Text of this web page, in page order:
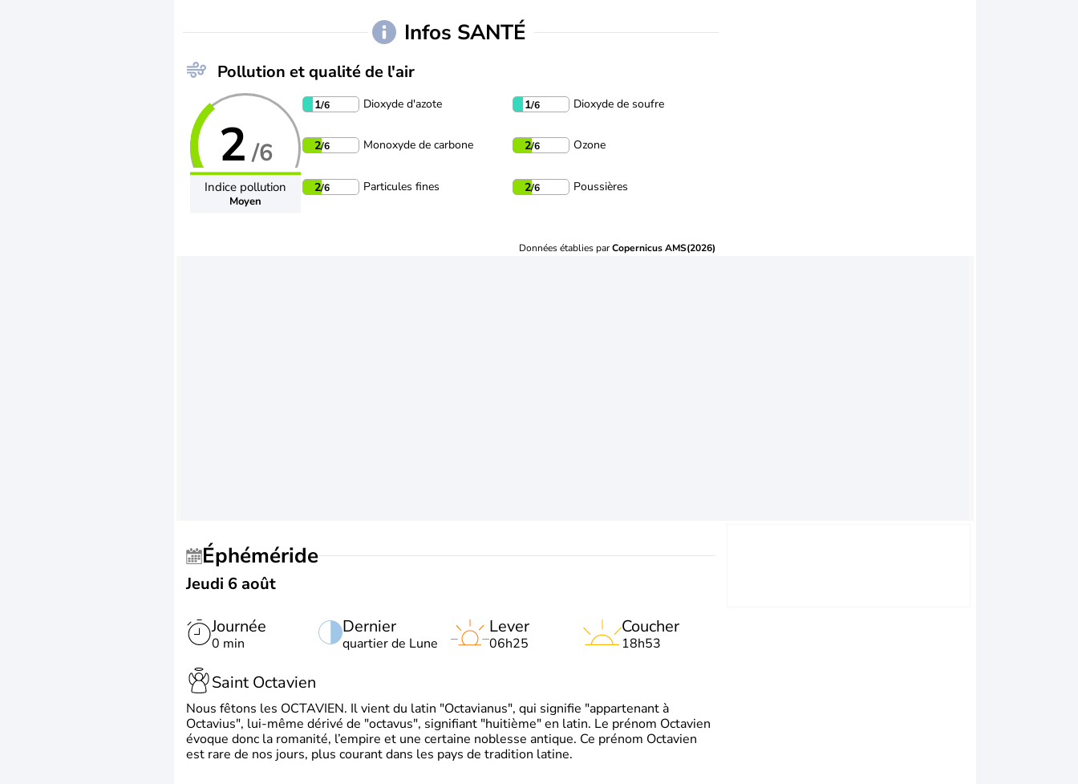
Infos SANTÉ
Pollution et qualité de l'air
2 /6
Indice pollution
Moyen
1/6 Dioxyde d'azote 1/6 Dioxyde de soufre
2/6 Monoxyde de carbone 2/6 Ozone
2/6 Particules fines 2/6 Poussières
Données établies parCopernicus AMS(2026)
Éphéméride
Jeudi 6 août
Journée
0 min
Dernier
quartier de Lune
Lever
06h25
Coucher
18h53
Saint Octavien
Nous fêtons les OCTAVIEN. Il vient du latin "Octavianus", qui signifie "appartenant à
Octavius", lui-même dérivé de "octavus", signifiant "huitième" en latin. Le prénom Octavien
évoque donc la romanité, l’empire et une certaine noblesse antique. Ce prénom Octavien
est rare de nos jours, plus courant dans les pays de tradition latine.